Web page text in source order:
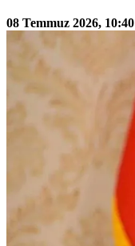
08 Temmuz 2026, 10:40